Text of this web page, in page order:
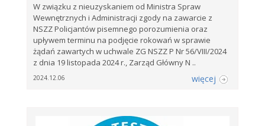
W związku z nieuzyskaniem od Ministra Spraw
Wewnętrznych i Administracji zgody na zawarcie z
NSZZ Policjantów pisemnego porozumienia oraz
upływem terminu na podjęcie rokowań w sprawie
żądań zawartych w uchwale ZG NSZZ P Nr 56/VIII/2024
z dnia 19 listopada 2024 r., Zarząd Główny N ..
2024.12.06 więcej